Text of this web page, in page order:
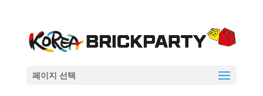
페이지 선택